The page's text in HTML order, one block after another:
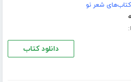
کتاب‌های شعر نو
دانلود کتاب